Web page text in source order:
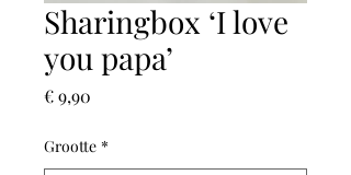
Sharingbox ‘I love
you papa’
€ 9,90
Grootte *